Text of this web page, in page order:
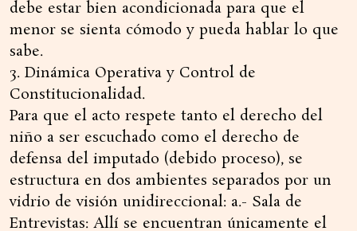
debe estar bien acondicionada para que el
menor se sienta cómodo y pueda hablar lo que
sabe.
3. Dinámica Operativa y Control de
Constitucionalidad.
Para que el acto respete tanto el derecho del
niño a ser escuchado como el derecho de
defensa del imputado (debido proceso), se
estructura en dos ambientes separados por un
vidrio de visión unidireccional: a.- Sala de
Entrevistas: Allí se encuentran únicamente el